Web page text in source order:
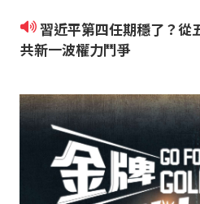
習近平第四任期穩了？從五中全會解析中
共新一波權力鬥爭